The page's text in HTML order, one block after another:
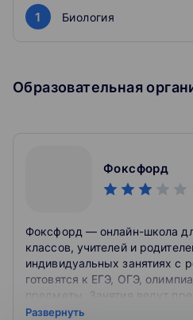
Подготовиться к
Подтянуть знания по
1 Биология
Образовательная
Фоксфорд
Фоксфорд — онлайн-школа
классов, учителей и
индивидуальных занятиях с
готовятся к ЕГЭ, ОГЭ,
предметы. Занятия ведут
ВШЭ и других ведущих вузов
Развернуть